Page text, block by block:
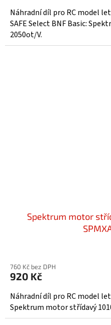
Náhradní díl pro RC model
SAFE Select BNF Basic:
2050ot/V.
Spektrum motor
760 Kč bez DPH
920 Kč
Náhradní díl pro RC model
Spektrum motor střídavý